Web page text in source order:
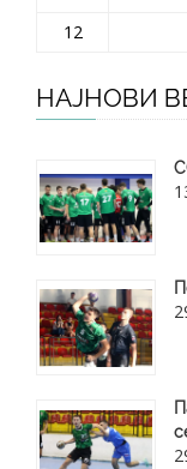
12
НАЈНОВИ